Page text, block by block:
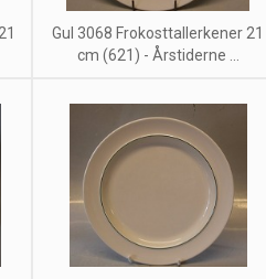
Gul 3068 Frokosttallerkener 21
cm (621) - Årstiderne ...